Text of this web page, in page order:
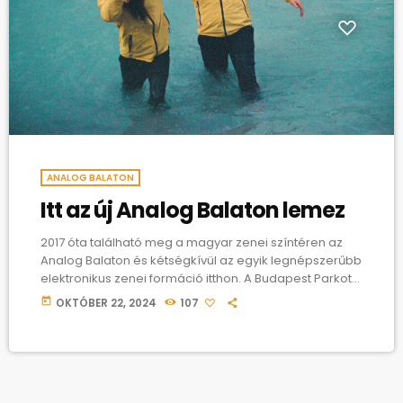
ANALOG BALATON
Itt az új Analog Balaton lemez
2017 óta található meg a magyar zenei színtéren az
Analog Balaton és kétségkívül az egyik legnépszerűbb
elektronikus zenei formáció itthon. A Budapest Parkot
már több éve közel teltházzal nyomják, emelett pedig
„Repedés” című lemezük, amit természetesen
today OKTÓBER 22, 2024 107